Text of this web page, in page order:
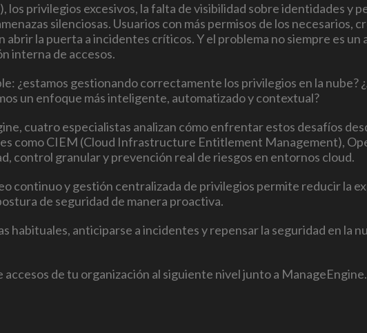
los privilegios excesivos, la falta de visibilidad sobre identidades y
silenciosas. Usuarios con más permisos de los necesarios,
la puerta a incidentes críticos. Y el problema no siempre es un
interna de accesos.
¿estamos gestionando correctamente los privilegios en la nube?
un enfoque más inteligente, automatizado y contextual?
, cuatro especialistas analizan cómo enfrentar estos desafíos
como CIEM (Cloud Infrastructure Entitlement Management),
control granular y prevención real de riesgos en entornos cloud.
continuo y gestión centralizada de privilegios permite reducir la
de seguridad de manera proactiva.
habituales, anticiparse a incidentes y repensar la seguridad en la
de tu organización al siguiente nivel junto a ManageEngine.